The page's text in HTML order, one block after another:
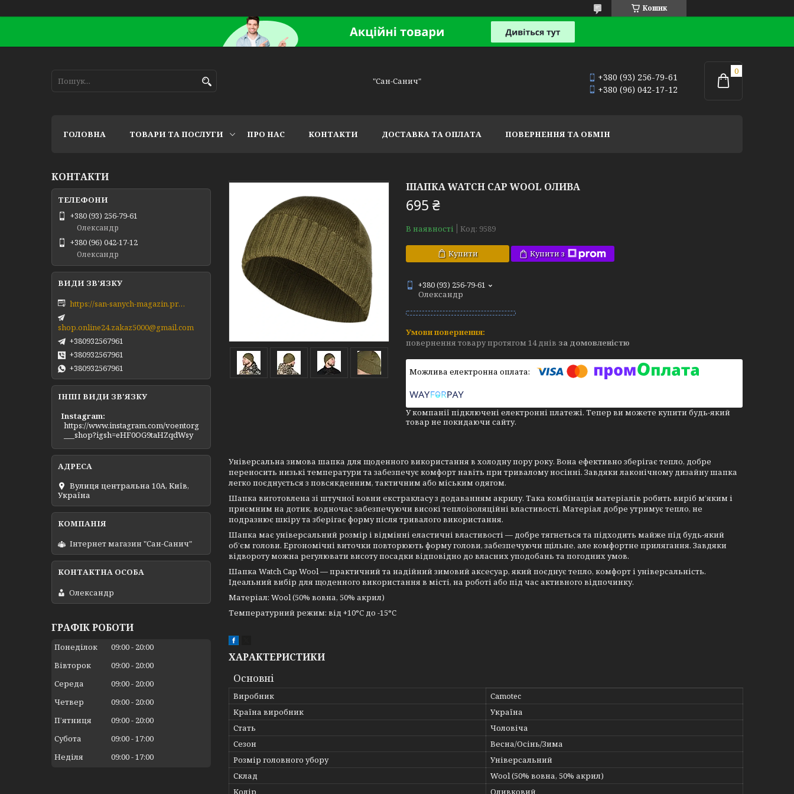
Кошик
"Сан-Санич"
+380 (93) 256-79-61
+380 (96) 042-17-12
ГОЛОВНА ТОВАРИ ТА ПОСЛУГИ ПРО НАС КОНТАКТИ ДОСТАВКА ТА ОПЛАТА ПОВЕРНЕННЯ ТА ОБМІН
ШАПКА WATCH CAP WOOL ОЛИВА
695 ₴
В наявності Код: 9589
Купити Купити з
+380 (93) 256-79-61
Олександр
повернення товару протягом 14 днів за домовленістю
У компанії підключені електронні платежі. Тепер ви можете купити будь-який
товар не покидаючи сайту.
Універсальна зимова шапка для щоденного використання в холодну пору року. Вона ефективно зберігає тепло, добре
переносить низькі температури та забезпечує комфорт навіть при тривалому носінні. Завдяки лаконічному дизайну шапка
легко поєднується з повсякденним, тактичним або міським одягом.
Шапка виготовлена зі штучної вовни екстракласу з додаванням акрилу. Така комбінація матеріалів робить виріб м’яким і
приємним на дотик, водночас забезпечуючи високі теплоізоляційні властивості. Матеріал добре утримує тепло, не
подразнює шкіру та зберігає форму після тривалого використання.
Шапка має універсальний розмір і відмінні еластичні властивості — добре тягнеться та підходить майже під будь-який
об’єм голови. Ергономічні виточки повторюють форму голови, забезпечуючи щільне, але комфортне прилягання. Завдяки
відвороту можна регулювати висоту посадки відповідно до власних уподобань та погодних умов.
Шапка Watch Cap Wool — практичний та надійний зимовий аксесуар, який поєднує тепло, комфорт і універсальність.
Ідеальний вибір для щоденного використання в місті, на роботі або під час активного відпочинку.
Матеріал: Wool (50% вовна, 50% акрил)
Температурний режим: від +10°C до -15°C
ХАРАКТЕРИСТИКИ
Основні
Виробник
Camotec
Країна виробник
Україна
Стать
Чоловіча
Сезон
Весна/Осінь/Зима
Розмір головного убору
Універсальний
Склад
Wool (50% вовна, 50% акрил)
Колір
Оливковий
КОНТАКТИ
+380 (93) 256-79-61
Олександр
+380 (96) 042-17-12
Олександр
https://san-sanych-magazin.prom.ua/ua/
shop.online24.zakaz5000@gmail.com
+380932567961
+380932567961
+380932567961
ІНШІ ВИДИ ЗВ'ЯЗКУ
Instagram
https://www.instagram.com/voentorg
___shop?igsh=eHF0OG9taHZqdWsy
Вулиця центральна 10А, Київ,
Україна
Інтернет магазин "Сан-Санич"
Олександр
ГРАФІК РОБОТИ
Понеділок 09:00
20:00
Вівторок
09:00
20:00
Середа
09:00
20:00
Четвер
09:00
20:00
Пʼятниця
09:00
20:00
Субота
09:00 17:00
Неділя
09:00 17:00